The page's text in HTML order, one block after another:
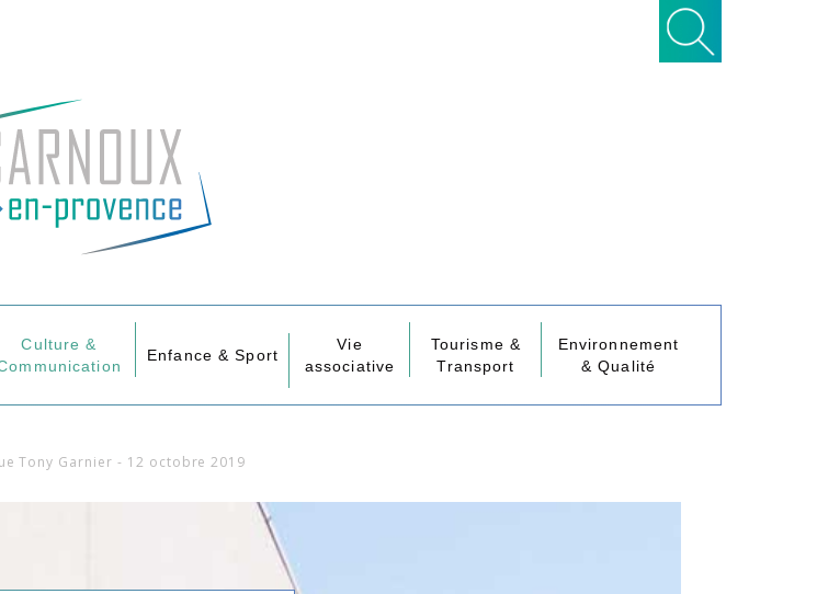
Culture &
Enfance & Sport
Vie
associative
Tourisme &
Transport
Environnement
& Qualité
Tony Garnier - 12 octobre 2019